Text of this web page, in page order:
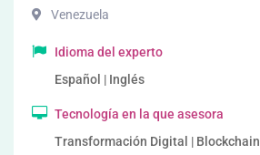
Venezuela
Idioma del experto
Español | Inglés
Tecnología en la que asesora
Transformación Digital | Blockchain